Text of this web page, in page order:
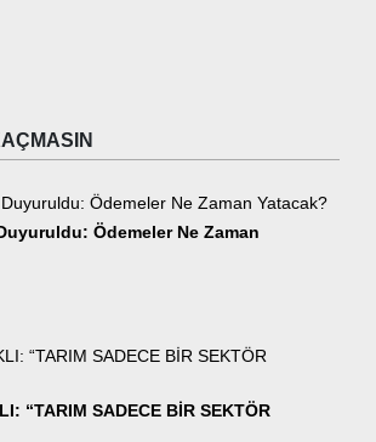
Ödemeler Ne Zaman
“TARIM SADECE BİR SEKTÖR